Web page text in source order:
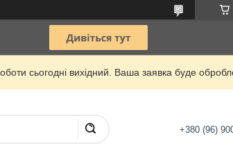
сьогодні вихідний. Ваша заявка буде
+380 (96)